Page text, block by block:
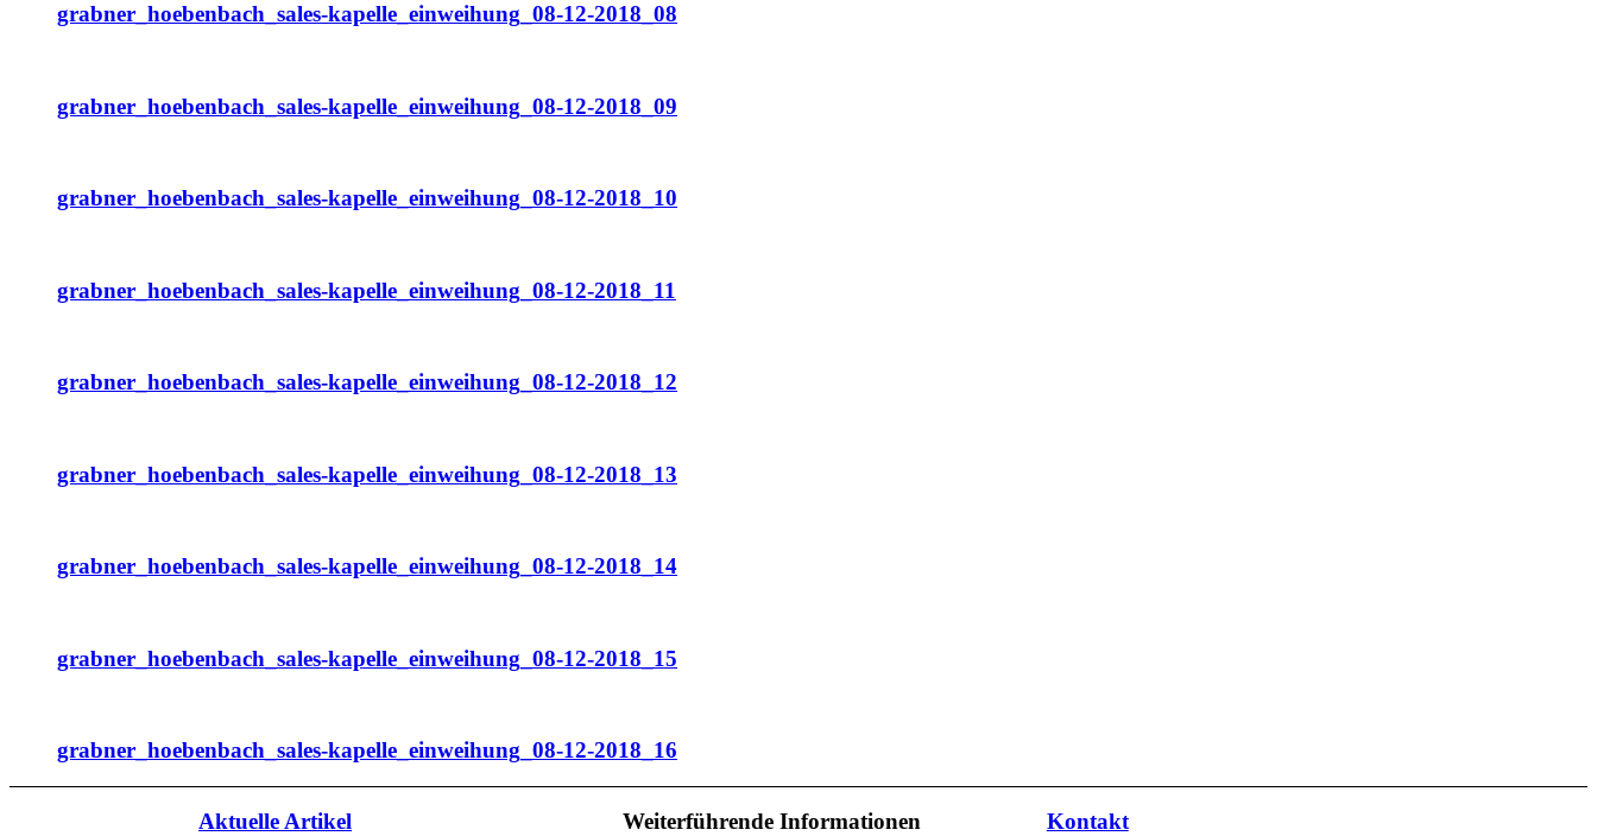
grabner_hoebenbach_sales-kapelle_einweihung_08-12-2018_08
grabner_hoebenbach_sales-kapelle_einweihung_08-12-2018_09
grabner_hoebenbach_sales-kapelle_einweihung_08-12-2018_10
grabner_hoebenbach_sales-kapelle_einweihung_08-12-2018_11
grabner_hoebenbach_sales-kapelle_einweihung_08-12-2018_12
grabner_hoebenbach_sales-kapelle_einweihung_08-12-2018_13
grabner_hoebenbach_sales-kapelle_einweihung_08-12-2018_14
grabner_hoebenbach_sales-kapelle_einweihung_08-12-2018_15
grabner_hoebenbach_sales-kapelle_einweihung_08-12-2018_16
Aktuelle Artikel Weiterführende Informationen Kontakt